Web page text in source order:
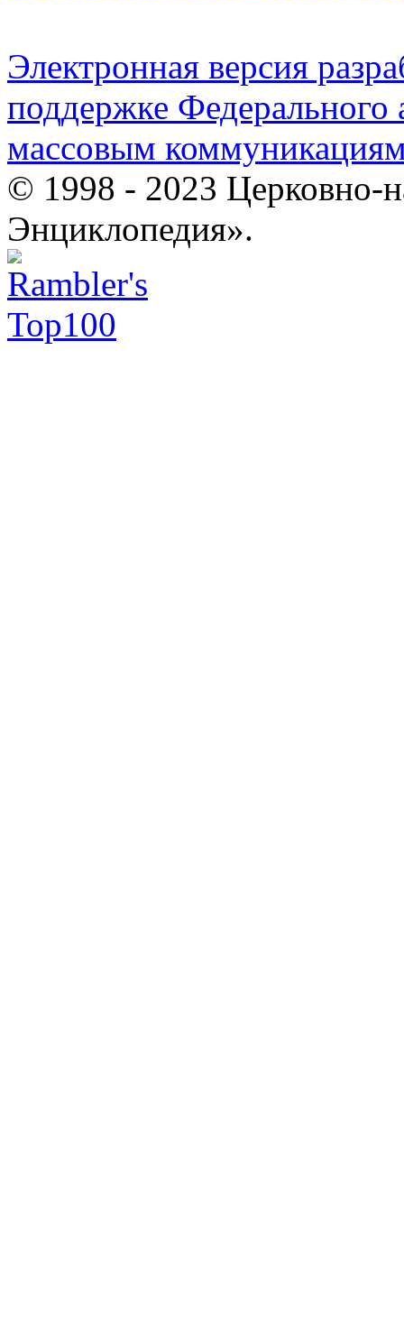
Электронная версия
поддержке Федерального
массовым
© 1998 - 2023 Церковно-
Энциклопедия».